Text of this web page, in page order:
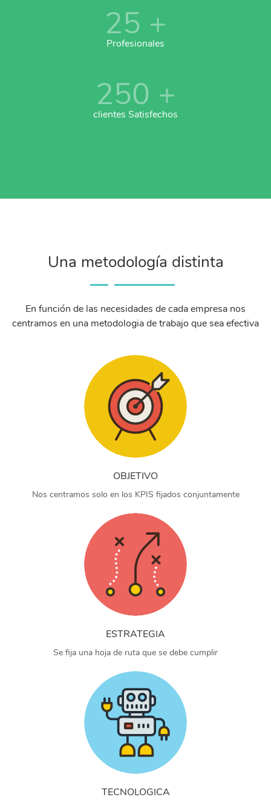
25 +
Profesionales
250 +
clientes Satisfechos
Una metodología distinta
En función de las necesidades de cada empresa nos
centramos en una metodologia de trabajo que sea efectiva
OBJETIVO
Nos centramos solo en los KPIS fijados conjuntamente
ESTRATEGIA
Se fija una hoja de ruta que se debe cumplir
TECNOLOGICA